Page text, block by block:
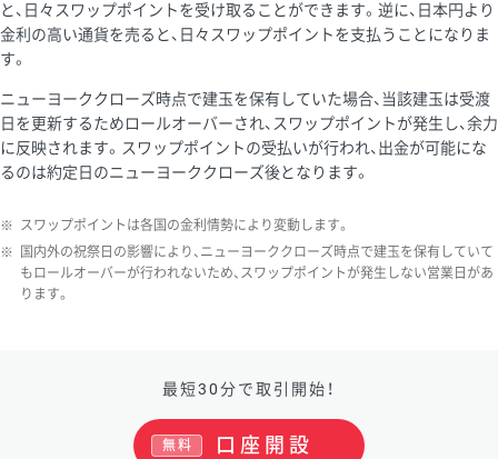
と、日々スワップポイントを受け取ることができます。逆に、日本円より
金利の高い通貨を売ると、日々スワップポイントを支払うことになりま
す。
ニューヨーククローズ時点で建玉を保有していた場合、当該建玉は受渡
日を更新するためロールオーバーされ、スワップポイントが発生し、余力
に反映されます。スワップポイントの受払いが行われ、出金が可能にな
るのは約定日のニューヨーククローズ後となります。
※ スワップポイントは各国の金利情勢により変動します。
※
国内外の祝祭日の影響により、ニューヨーククローズ時点で建玉を保有していて
もロールオーバーが行われないため、スワップポイントが発生しない営業日があ
ります。
最短30分で取引開始！
口座開設
無料